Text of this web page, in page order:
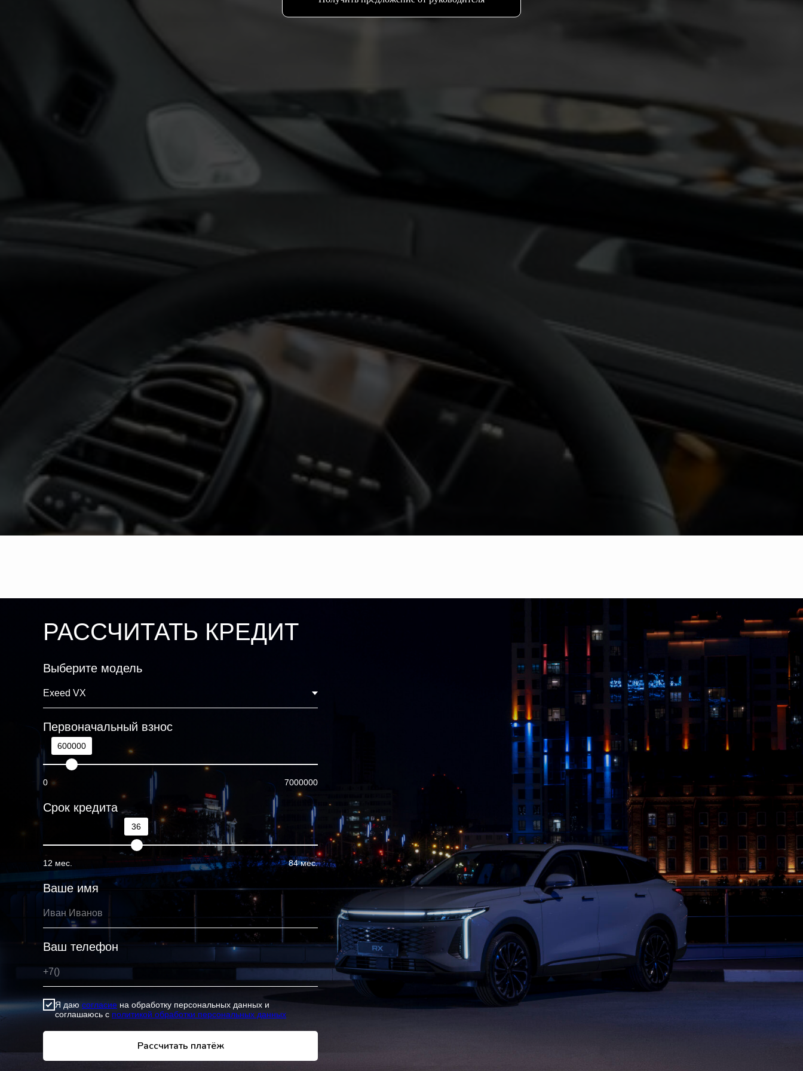
Выберите модель
Первоначальный взнос
600000
0 7000000
Срок кредита
36
12 мес. 84 мес.
Ваше имя
Ваш телефон
Я даю согласие на обработку персональных данных и
соглашаюсь с политикой обработки персональных данных
Рассчитать платёж
РАССЧИТАТЬ КРЕДИТ